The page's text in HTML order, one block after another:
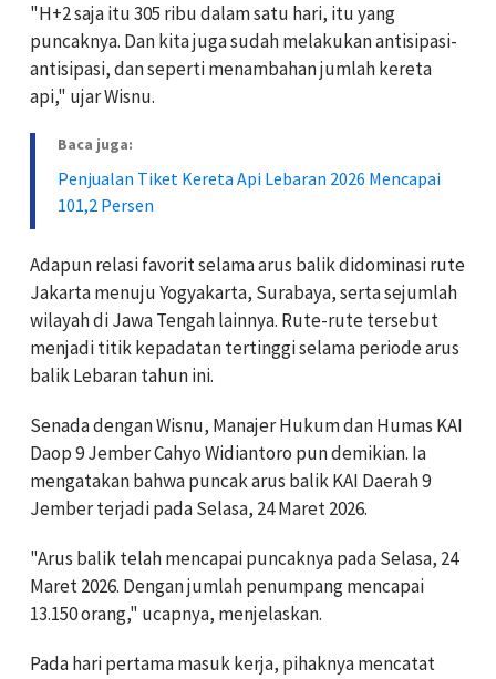
"H+2 saja itu 305 ribu dalam satu hari, itu yang
puncaknya. Dan kita juga sudah melakukan antisipasi-
antisipasi, dan seperti menambahan jumlah kereta
api," ujar Wisnu.
Baca juga:
Penjualan Tiket Kereta Api Lebaran 2026 Mencapai
101,2 Persen
Adapun relasi favorit selama arus balik didominasi rute
Jakarta menuju Yogyakarta, Surabaya, serta sejumlah
wilayah di Jawa Tengah lainnya. Rute-rute tersebut
menjadi titik kepadatan tertinggi selama periode arus
balik Lebaran tahun ini.
Senada dengan Wisnu, Manajer Hukum dan Humas KAI
Daop 9 Jember Cahyo Widiantoro pun demikian. Ia
mengatakan bahwa puncak arus balik KAI Daerah 9
Jember terjadi pada Selasa, 24 Maret 2026.
"Arus balik telah mencapai puncaknya pada Selasa, 24
Maret 2026. Dengan jumlah penumpang mencapai
13.150 orang," ucapnya, menjelaskan.
Pada hari pertama masuk kerja, pihaknya mencatat